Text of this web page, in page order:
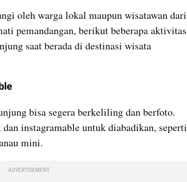
oleh warga lokal maupun wisatawan dari
pemandangan, berikut beberapa aktivitas
saat berada di destinasi wisata
bisa segera berkeliling dan berfoto.
instagramable untuk diabadikan, seperti
mini.
ADVERTISEMENT